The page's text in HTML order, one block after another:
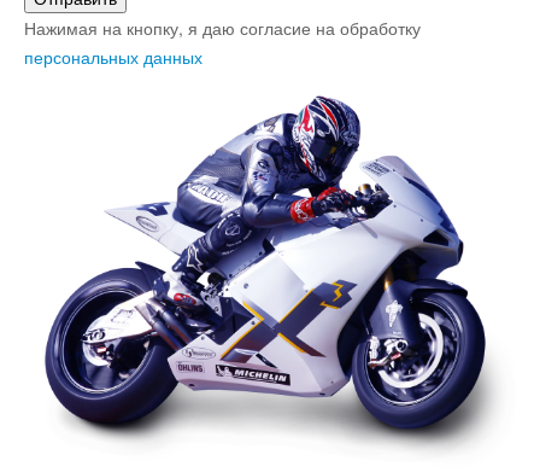
Нажимая на кнопку, я даю согласие на обработку
персональных данных